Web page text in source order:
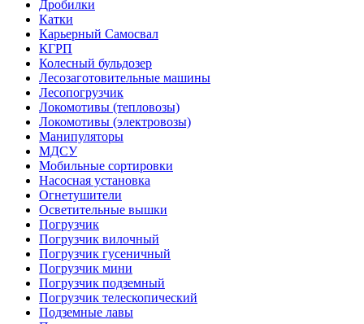
Дробилки
Катки
Карьерный Самосвал
КГРП
Колесный бульдозер
Лесозаготовительные машины
Лесопогрузчик
Локомотивы (тепловозы)
Локомотивы (электровозы)
Манипуляторы
МДСУ
Мобильные сортировки
Насосная установка
Огнетушители
Осветительные вышки
Погрузчик
Погрузчик вилочный
Погрузчик гусеничный
Погрузчик мини
Погрузчик подземный
Погрузчик телескопический
Подземные лавы